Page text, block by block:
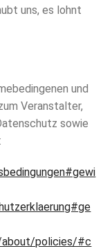
uns, es lohnt
und
Veranstalter,
sowie
policies/#c